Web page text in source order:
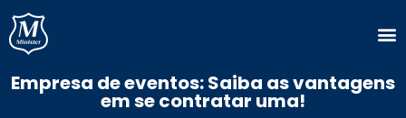
Empresa de eventos: Saiba as vantagens
em se contratar uma!